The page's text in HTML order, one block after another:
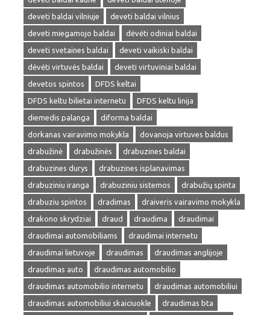
deveti baldai vilniuje
deveti baldai vilnius
deveti miegamojo baldai
dėvėti odiniai baldai
deveti svetaines baldai
deveti vaikiski baldai
dėvėti virtuvės baldai
deveti virtuviniai baldai
devetos spintos
DFDS keltai
DFDS keltu bilietai internetu
DFDS keltu linija
diemedis palanga
diforma baldai
dorkanas vairavimo mokykla
dovanoja virtuves baldus
drabužinė
drabužinės
drabuzines baldai
drabuzines durys
drabuzines isplanavimas
drabuziniu iranga
drabuziniu sistemos
drabužių spinta
drabuziu spintos
dradimas
draiveris vairavimo mokykla
drakono skrydziai
draud draudima
draudimai
draudimai automobiliams
draudimai internetu
draudimai lietuvoje
draudimas
draudimas anglijoje
draudimas auto
draudimas automobilio
draudimas automobilio internetu
draudimas automobiliui
draudimas automobiliui skaiciuokle
draudimas bta